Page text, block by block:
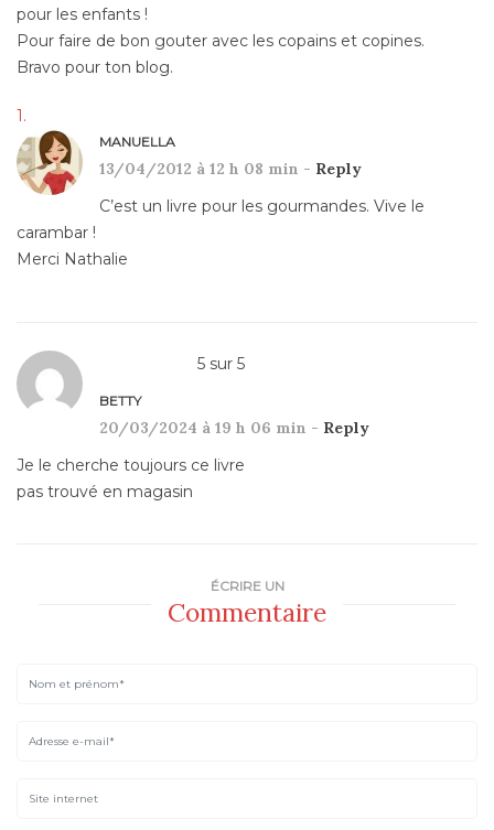
pour les enfants !
Pour faire de bon gouter avec les copains et copines.
Bravo pour ton blog.
MANUELLA
13/04/2012 à 12 h 08 min - Reply
C’est un livre pour les gourmandes. Vive le
carambar !
Merci Nathalie
5 sur 5
BETTY
20/03/2024 à 19 h 06 min - Reply
Je le cherche toujours ce livre
pas trouvé en magasin
ÉCRIRE UN
Commentaire